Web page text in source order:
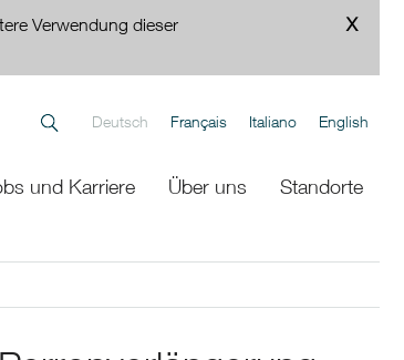
Verwendung dieser
Deutsch Français Italiano English
und Karriere Über uns Standorte